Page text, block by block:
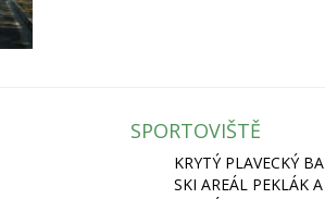
SPORTOVIŠTĚ
KRYTÝ PLAVECKÝ
SKI AREÁL PEKLÁK